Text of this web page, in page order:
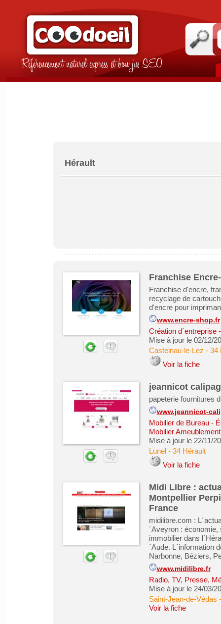
Référencement naturel express et bon jus SEO
Hérault
Franchise
Franchise d'encre,
recyclage de
d'encre pour
www.encre-shop.fr
Création d´entreprise
Mise à jour le 02/12/
Castelnau-le-Lez - 34
Voir la fiche
jeannicot
papeterie fournitures
www.jeannicot-
Mobilier de Bureau -
Mobilier
Mise à jour le 22/11/
Lunel- 34 Hérault
Voir la fiche
Midi Libre :
Montpellier
France
midilibre.com :
´Aveyron :
immobilier dans
´Aude. L´information
Narbonne, Béziers,
www.midilibre.fr
Radio, TV, Presse,
Mise à jour le 24/03/
Saint-Jean-de-Védas
Voir la fiche